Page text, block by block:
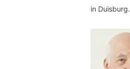
in Duisburg.